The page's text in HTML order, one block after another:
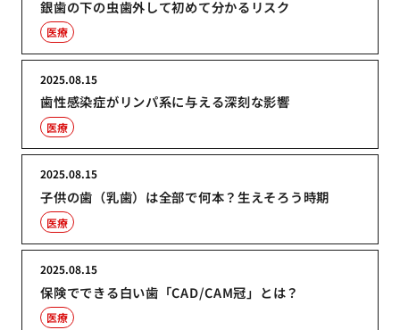
銀歯の下の虫歯外して初めて分かるリスク
医療
歯性感染症がリンパ系に与える深刻な影響
2025.08.15
医療
子供の歯（乳歯）は全部で何本？生えそろう時期
2025.08.15
医療
保険でできる白い歯「CAD/CAM冠」とは？
2025.08.15
医療